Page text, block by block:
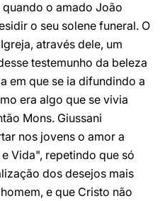
o amado João
o seu solene funeral. O
através dele, um
testemunho da beleza
em que se ia difundindo a
era algo que se vivia
Mons. Giussani
nos jovens o amor a
Vida", repetindo que só
dos desejos mais
e que Cristo não